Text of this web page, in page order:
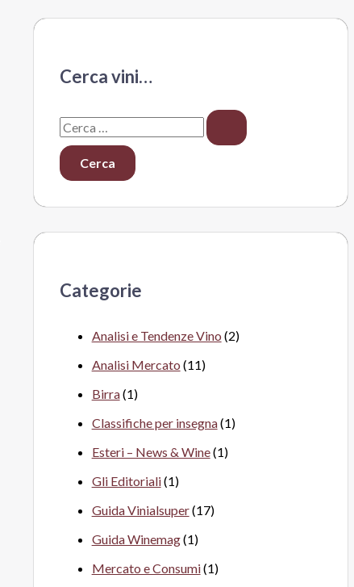
Cerca vini…
C
e
r
Categorie
Analisi e Tendenze Vino (2)
Analisi Mercato (11)
Birra(1)
Classifiche per insegna(1)
Esteri – News & Wine(1)
Gli Editoriali(1)
Guida Vinialsuper(17)
Guida Winemag(1)
Mercato e Consumi(1)